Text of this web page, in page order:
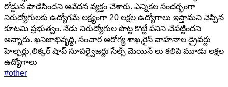
రోడ్డున పాడేసిందని ఆవేదన వ్యక్తం చేశారు. ఎన్నికల సందర్భంగా
నిరుద్యోగులకు ఉద్యోగమే లక్ష్యంగా 20 లక్షల ఉద్యోగాలు ఇస్తామని చెప్పిన
కూటమి ప్రభుత్వం. నేడు నిరుద్యోగుల పొట్ట కొట్టే పనిని చేపట్టిందని
అన్నారు. ఖనిజాభివృద్ధి, సంచార ఆరోగ్య శాఖ,రైస్ వాహనాల డ్రైవర్లు
హెల్పర్లు,లిక్కర్ షాప్ సూపర్వైజర్లు సేల్స్ మెయిన్ లు కలిపి మూడు లక్షల
ఉద్యోగాలు
#other